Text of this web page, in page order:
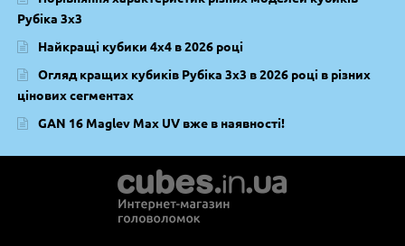
Рубіка 3х3
Найкращі кубики 4х4 в 2026 році
Огляд кращих кубиків Рубіка 3х3 в 2026 році в різних
цінових сегментах
GAN 16 Maglev Max UV вже в наявності!